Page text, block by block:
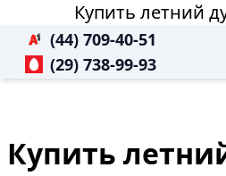
Купить летний
(44) 709-40-51
(29) 738-99-93
Купить